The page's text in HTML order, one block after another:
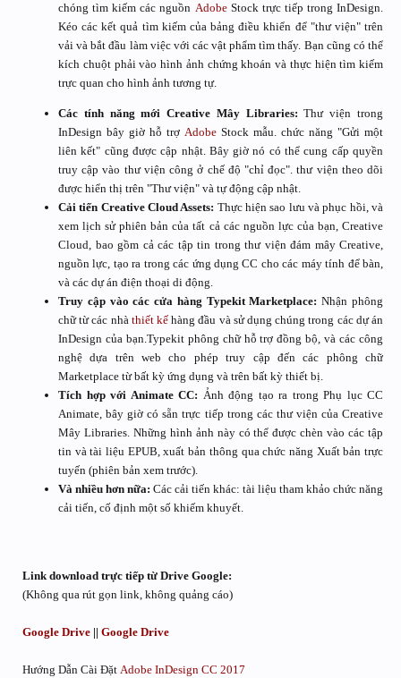
chóng tìm kiếm các nguồn AdobeStock trực tiếp trong InDesign.
Kéo các kết quả tìm kiếm của bảng điều khiển để "thư viện" trên
vải và bắt đầu làm việc với các vật phẩm tìm thấy. Bạn cũng có thể
kích chuột phải vào hình ảnh chứng khoán và thực hiện tìm kiếm
trực quan cho hình ảnh tương tự.
Các tính năng mới Creative Mây Libraries:Thư viện trong
InDesign bây giờ hỗ trợ Adobe Stock mẫu. chức năng "Gửi một
liên kết" cũng được cập nhật. Bây giờ nó có thể cung cấp quyền
truy cập vào thư viện công ở chế độ "chỉ đọc". thư viện theo dõi
được hiển thị trên "Thư viện" và tự động cập nhật.
Cải tiến Creative Cloud Assets: Thực hiện sao lưu và phục hồi, và
xem lịch sử phiên bản của tất cả các nguồn lực của bạn, Creative
Cloud, bao gồm cả các tập tin trong thư viện đám mây Creative,
nguồn lực, tạo ra trong các ứng dụng CC cho các máy tính để bàn,
và các dự án điện thoại di động.
Truy cập vào các cửa hàng Typekit Marketplace:Nhận phông
chữ từ các nhà thiết kế hàng đầu và sử dụng chúng trong các dự án
InDesign của bạn.Typekit phông chữ hỗ trợ đồng bộ, và các công
nghệ dựa trên web cho phép truy cập đến các phông chữ
Marketplace từ bất kỳ ứng dụng và trên bất kỳ thiết bị.
Tích hợp với Animate CC: Ảnh động tạo ra trong Phụ lục CC
Animate, bây giờ có sẵn trực tiếp trong các thư viện của Creative
Mây Libraries. Những hình ảnh này có thể được chèn vào các tập
tin và tài liệu EPUB, xuất bản thông qua chức năng Xuất bản trực
tuyến (phiên bản xem trước).
Và nhiều hơn nữa: Các cải tiến khác: tài liệu tham khảo chức năng
cải tiến, cố định một số khiếm khuyết.
Link download trực tiếp từ Drive Google:
(Không qua rút gọn link, không quảng cáo)
Google Drive || Google Drive
Hướng Dẫn Cài Đặt Adobe InDesign CC 2017